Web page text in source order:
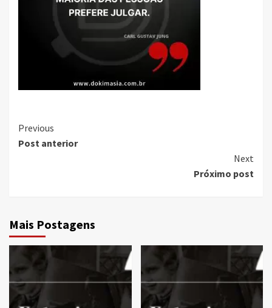
Continue
Reading
Previous
Post anterior
Next
Próximo post
Mais Postagens